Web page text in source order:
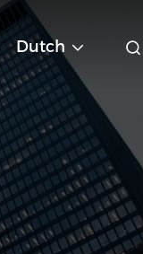
Dutch